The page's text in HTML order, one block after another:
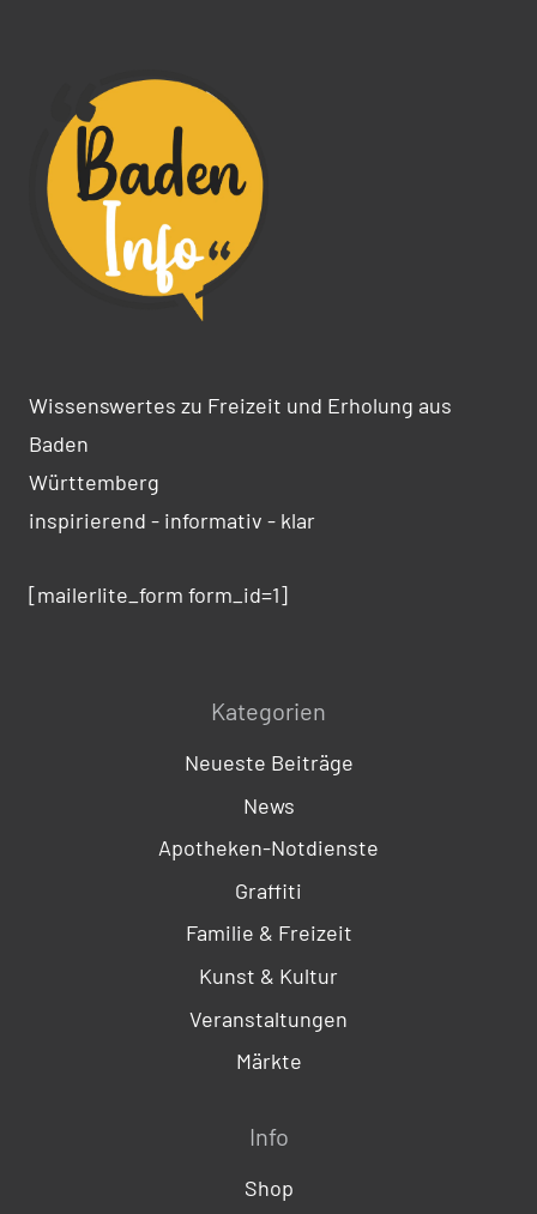
Wissenswertes zu Freizeit und Erholung aus
Baden
Württemberg
inspirierend - informativ - klar
[mailerlite_form form_id=1]
Kategorien
Neueste Beiträge
News
Apotheken-Notdienste
Graffiti
Familie & Freizeit
Kunst & Kultur
Veranstaltungen
Märkte
Info
Shop